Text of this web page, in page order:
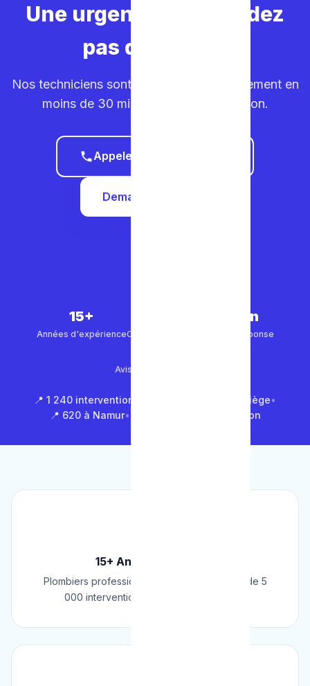
Une urgence ? Ne perdez
pas de temps.
Nos techniciens sont sur la route. Déplacement en
moins de 30 minutes dans votre région.
Appeler le 0465 68 51 58
Demander un devis
15+
Années d'expérienceClients satisfaits
30 min
Temps de réponse
Avis Google (500+)
📍 1 240 interventions à Bruxelles 📍 850 à Liège•
📍 620 à Namur• 📍 1 430 en Brabant Wallon
15+ Ans d'Expérience
Plombiers professionnels depuis 2009. Plus de 5
000 interventions réussies en Belgique.